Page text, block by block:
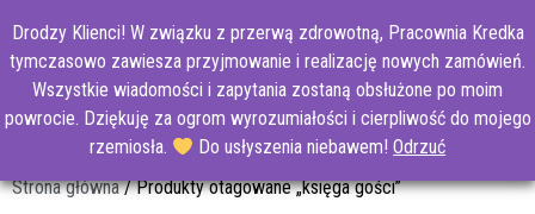
Strona główna/ Produkty otagowane „księga gości”
Drodzy Klienci! W związku z przerwą zdrowotną, Pracownia Kredka
tymczasowo zawiesza przyjmowanie i realizację nowych zamówień.
Wszystkie wiadomości i zapytania zostaną obsłużone po moim
powrocie. Dziękuję za ogrom wyrozumiałości i cierpliwość do mojego
rzemiosła.
Do usłyszenia niebawem!Odrzuć